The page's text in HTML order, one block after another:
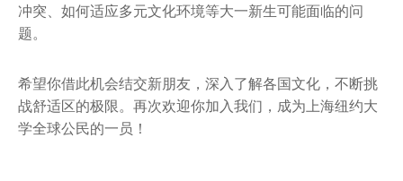
冲突、如何适应多元文化环境等大一新生可能面临的问
题。
希望你借此机会结交新朋友，深入了解各国文化，不断挑
战舒适区的极限。再次欢迎你加入我们，成为上海纽约大
学全球公民的一员！